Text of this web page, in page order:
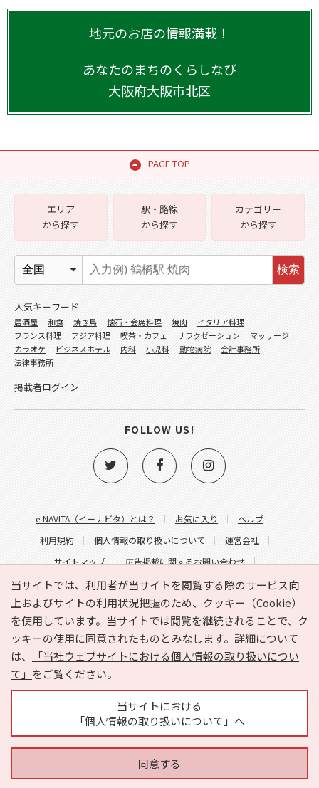
地元のお店の情報満載！
あなたのまちのくらしなび
大阪府大阪市北区
PAGE TOP
当サイトでは、利用者が当サイトを閲覧する際のサービス向
上およびサイトの利用状況把握のため、クッキー（Cookie）
を使用しています。当サイトでは閲覧を継続されることで、ク
ッキーの使用に同意されたものとみなします。詳細について
は、
「当社ウェブサイトにおける個人情報の取り扱いについ
て」 をご覧ください。
当サイトにおける
「個人情報の取り扱いについて」へ
同意する
e-NAVITA（イーナビタ）とは？ お気に入り
ヘルプ
利用規約
個人情報の取り扱いについて
運営会社
サイトマップ
広告掲載に関するお問い合わせ
サイトの内容に関するお問い合わせ
エリア
から探す
駅・路線
から探す
カテゴリー
から探す
検索
人気キーワード
居酒屋 和食 焼き鳥 懐石・会席料理 焼肉
イタリア料理
フランス料理
アジア料理 喫茶・カフェ リラクゼーション
マッサージ
カラオケ
ビジネスホテル 内科 小児科 動物病院
会計事務所
法律事務所
掲載者ログイン
FOLLOW US!
Copyright © HYOJITO.Co.,Ltd. All Rights Reserved.